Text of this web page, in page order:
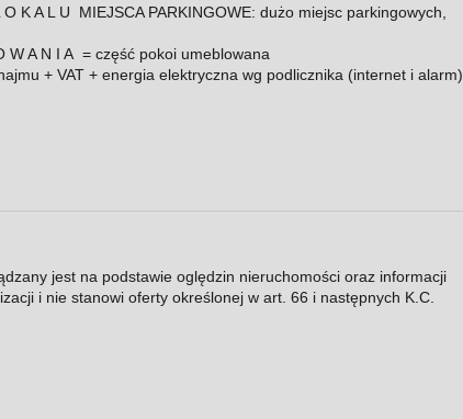
A L U MIEJSCA PARKINGOWE: dużo miejsc parkingowych,
A N I A = część pokoi umeblowana
+ VAT + energia elektryczna wg podlicznika (internet i alarm)
jest na podstawie oględzin nieruchomości oraz informacji
i nie stanowi oferty określonej w art. 66 i następnych K.C.